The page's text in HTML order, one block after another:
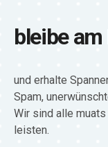
bleibe
und erhalte
Spam,
Wir sind alle
leisten.